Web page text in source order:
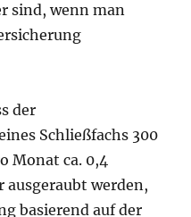
sind, wenn man
der
Schließfachs 300
Monat ca. 0,4
ausgeraubt werden,
basierend auf der